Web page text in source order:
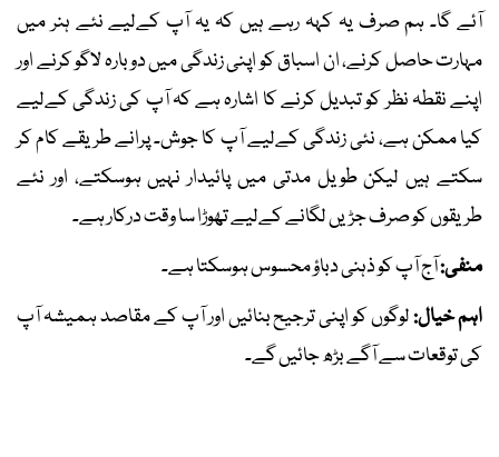
آئے گا۔ ہم صرف یہ کہہ رہے ہیں کہ یہ آپ کےلیے نئے ہنر میں
مہارت حاصل کرنے، ان اسباق کو اپنی زندگی میں دوبارہ لاگو کرنے اور
اپنے نقطہ نظر کو تبدیل کرنے کا اشارہ ہے کہ آپ کی زندگی کےلیے
کیا ممکن ہے، نئی زندگی کےلیے آپ کا جوش۔ پرانے طریقے کام کر
سکتے ہیں لیکن طویل مدتی میں پائیدار نہیں ہوسکتے، اور نئے
طریقوں کو صرف جڑیں لگانے کےلیے تھوڑا سا وقت درکار ہے۔
منفی:آج آپ کو ذہنی دباؤ محسوس ہوسکتا ہے۔
اہم خیال:لوگوں کو اپنی ترجیح بنائیں اور آپ کے مقاصد ہمیشہ آپ
کی توقعات سے آگے بڑھ جائیں گے۔